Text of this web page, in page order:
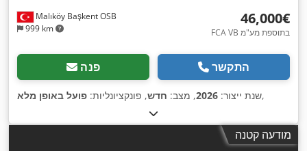
Malıköy Başkent OSB
999 km
‏46,000 ‏€
FCA VB בתוספת מע"מ
פנה התקשר
שנת ייצור: 2026, מצב: חדש, פונקציונליות: פועל באופן מלא ,
מודעה קטנה